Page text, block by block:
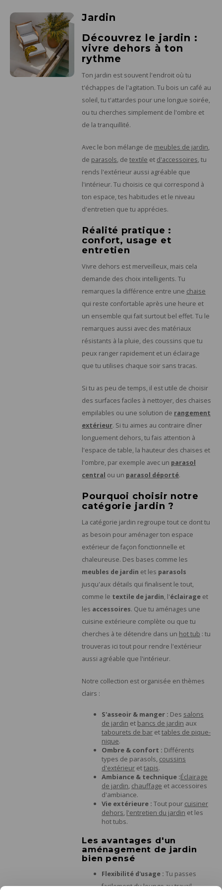
Jardin
Découvrez le jardin :
vivre dehors à ton
rythme
Ton jardin est souvent l'endroit où tu
t'échappes de l'agitation. Tu bois un café au
soleil, tu t'attardes pour une longue soirée,
ou tu cherches simplement de l'ombre et
de la tranquillité.
Avec le bon mélange de meubles de jardin,
de parasols, de textile et d'accessoires, tu
rends l'extérieur aussi agréable que
l'intérieur. Tu choisis ce qui correspond à
ton espace, tes habitudes et le niveau
d'entretien que tu apprécies.
Réalité pratique :
confort, usage et
entretien
Vivre dehors est merveilleux, mais cela
demande des choix intelligents. Tu
remarques la différence entre une chaise
qui reste confortable après une heure et
un ensemble qui fait surtout bel effet. Tu le
remarques aussi avec des matériaux
résistants à la pluie, des coussins que tu
peux ranger rapidement et un éclairage
que tu utilises chaque soir sans tracas.
Si tu as peu de temps, il est utile de choisir
des surfaces faciles à nettoyer, des chaises
empilables ou une solution de rangement
extérieur. Si tu aimes au contraire dîner
longuement dehors, tu fais attention à
l'espace de table, la hauteur des chaises et
l'ombre, par exemple avec un parasol
central ou un parasol déporté.
Pourquoi choisir notre
catégorie jardin ?
La catégorie jardin regroupe tout ce dont tu
as besoin pour aménager ton espace
extérieur de façon fonctionnelle et
chaleureuse. Des bases comme les
meubles de jardin et les parasols
jusqu'aux détails qui finalisent le tout,
comme le textile de jardin, l'éclairage et
les accessoires. Que tu aménages une
cuisine extérieure complète ou que tu
cherches à te détendre dans un hot tub : tu
trouveras ici tout pour rendre l'extérieur
aussi agréable que l'intérieur.
Notre collection est organisée en thèmes
clairs :
S'asseoir & manger : Des salons
de jardin et bancs de jardin aux
tabourets de bar ettables de pique-
nique.
Ombre & confort : Différents
types de parasols, coussins
d'extérieur ettapis.
Ambiance & technique :Éclairage
de jardin chauffage et accessoires
d'ambiance.
Vie extérieure : Tout pour cuisiner
dehors l'entretien du jardin et les
hot tubs.
Les avantages d'un
aménagement de jardin
bien pensé
Flexibilité d'usage : Tu passes
facilement du lounge au travail